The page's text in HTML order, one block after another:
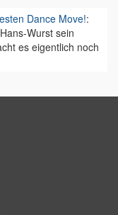
Dance Move!:
Wurst sein
es eigentlich noch